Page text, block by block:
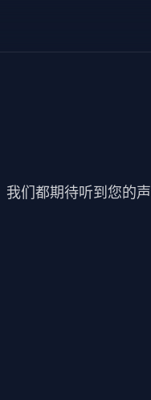
我们都期待听到您的声